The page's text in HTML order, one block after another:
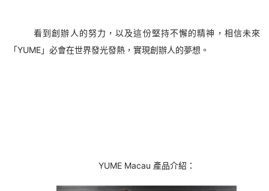
看到創辦人的努力，以及這份堅持不懈的精神，相信未來
「YUME」必會在世界發光發熱，實現創辦人的夢想。
YUME Macau 產品介紹：